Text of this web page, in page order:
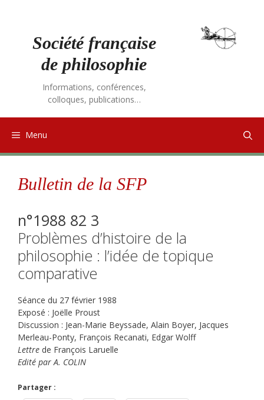
Société française
de philosophie
Informations, conférences,
colloques, publications…
Menu
Bulletin de la SFP
n°1988 82 3
Problèmes d’histoire de la
philosophie : l’idée de topique
comparative
Séance du 27 février 1988
Exposé : Joëlle Proust
Discussion : Jean-Marie Beyssade, Alain Boyer, Jacques
Merleau-Ponty, François Recanati, Edgar Wolff
Lettre de François Laruelle
Edité par A. COLIN
Partager :